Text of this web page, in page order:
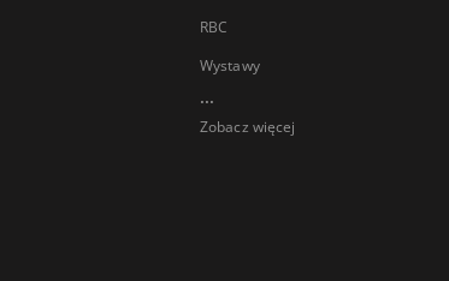
RBC
Wystawy
...
Zobacz więcej